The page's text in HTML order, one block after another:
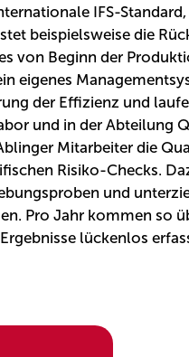
IFS-
beispielsweise die
von Beginn der
eigenes
der Effizienz und
und in der Abteilung
Mitarbeiter die
Risiko-Checks.
und
Pro Jahr kommen so
lückenlos